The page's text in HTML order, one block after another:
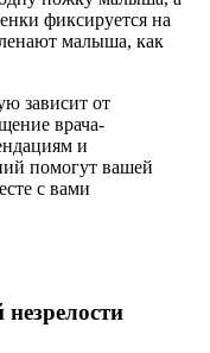
фиксируется на
малыша, как
зависит от
врача-
и
помогут вашей
с вами